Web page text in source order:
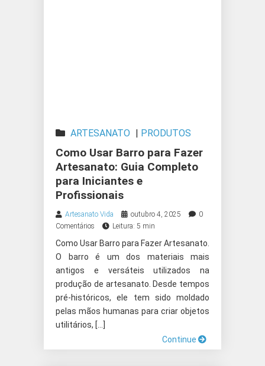
ARTESANATO | PRODUTOS
ARTESANAIS
Como Usar Barro para Fazer
Artesanato: Guia Completo
para Iniciantes e
Profissionais
Artesanato Vida outubro 4, 2025
0
Comentários
Leitura: 5 min
Como Usar Barro para Fazer Artesanato.
O barro é um dos materiais mais
antigos e versáteis utilizados na
produção de artesanato. Desde tempos
pré-históricos, ele tem sido moldado
pelas mãos humanas para criar objetos
utilitários, […]
Continue